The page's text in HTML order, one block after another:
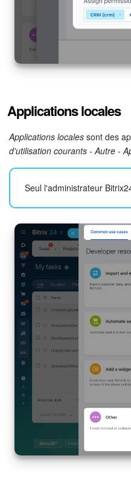
Applications locales
Applications locales sont des
d'utilisation courants - Autre -
Seul l'administrateur